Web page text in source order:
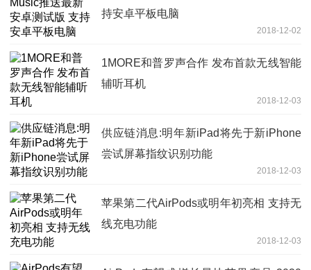
持安卓平板电脑
2018-12-02
1MORE和普罗声合作 发布首款无线智能
辅听耳机
2018-12-03
供应链消息:明年新iPad将先于新iPhone
尝试屏幕指纹识别功能
2018-12-03
苹果第二代AirPods或明年初亮相 支持无
线充电功能
2018-12-03